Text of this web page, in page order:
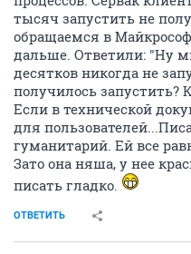
тысяч запустить не
обращаемся в
дальше. Ответили: "Ну
десятков никогда не
получилось запустить?
Если в технической
для
гуманитарий. Ей все
Зато она няша, у нее
писать гладко.
ОТВЕТИТЬ